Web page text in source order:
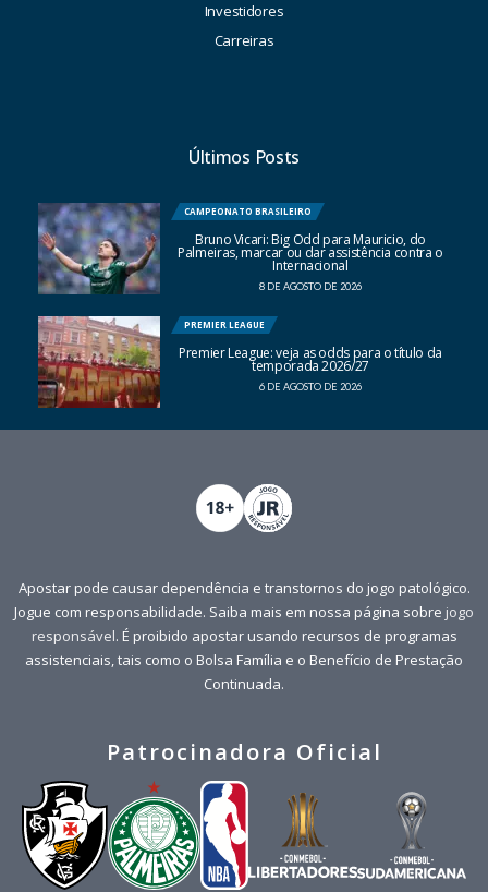
Investidores
Carreiras
Últimos Posts
CAMPEONATO BRASILEIRO
Bruno Vicari: Big Odd para Mauricio, do
Palmeiras, marcar ou dar assistência contra o
Internacional
8 DE AGOSTO DE 2026
PREMIER LEAGUE
Premier League: veja as odds para o título da
temporada 2026/27
6 DE AGOSTO DE 2026
Apostar pode causar dependência e transtornos do jogo patológico.
Jogue com responsabilidade. Saiba mais em nossa página sobre jogo
responsável. É proibido apostar usando recursos de programas
assistenciais, tais como o Bolsa Família e o Benefício de Prestação
Continuada.
Patrocinadora Oficial